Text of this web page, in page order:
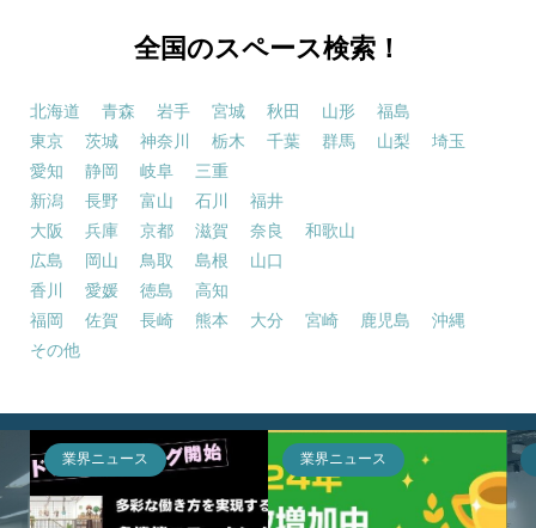
全国のスペース検索！
北海道 青森 岩手 宮城 秋田 山形
福島
東京
茨城 神奈川 栃木 千葉 群馬 山梨
埼玉
愛知
静岡 岐阜
三重
新潟
長野 富山 石川
福井
大阪
兵庫 京都 滋賀 奈良
和歌山
広島
岡山 鳥取 島根
山口
香川
愛媛 徳島
高知
福岡
佐賀 長崎 熊本 大分 宮崎 鹿児島
沖縄
その他
業界ニュース 業界ニュース